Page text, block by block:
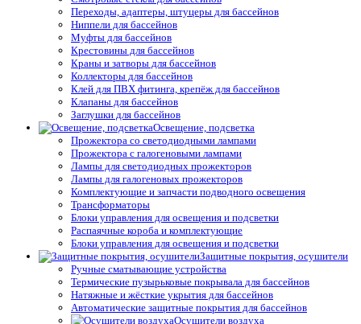
Переходы, адаптеры, штуцеры для бассейнов
Ниппели для бассейнов
Муфты для бассейнов
Крестовины для бассейнов
Краны и затворы для бассейнов
Коллекторы для бассейнов
Клей для ПВХ фитинга, крепёж для бассейнов
Клапаны для бассейнов
Заглушки для бассейнов
Освещение, подсветка
Прожектора со светодиодными лампами
Прожектора с галогеновыми лампами
Лампы для светодиодных прожекторов
Лампы для галогеновых прожекторов
Комплектующие и запчасти подводного освещения
Трансформаторы
Блоки управления для освещения и подсветки
Распаячные короба и комплектующие
Блоки управления для освещения и подсветки
Защитные покрытия, осушители
Ручные сматывающие устройства
Термические пузырьковые покрывала для бассейнов
Натяжные и жёсткие укрытия для бассейнов
Автоматические защитные покрытия для бассейнов
Осушители воздуха